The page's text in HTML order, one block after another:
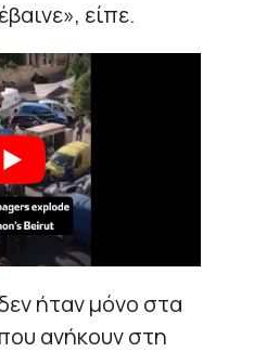
είπε.
ήταν μόνο στα
ανήκουν στη